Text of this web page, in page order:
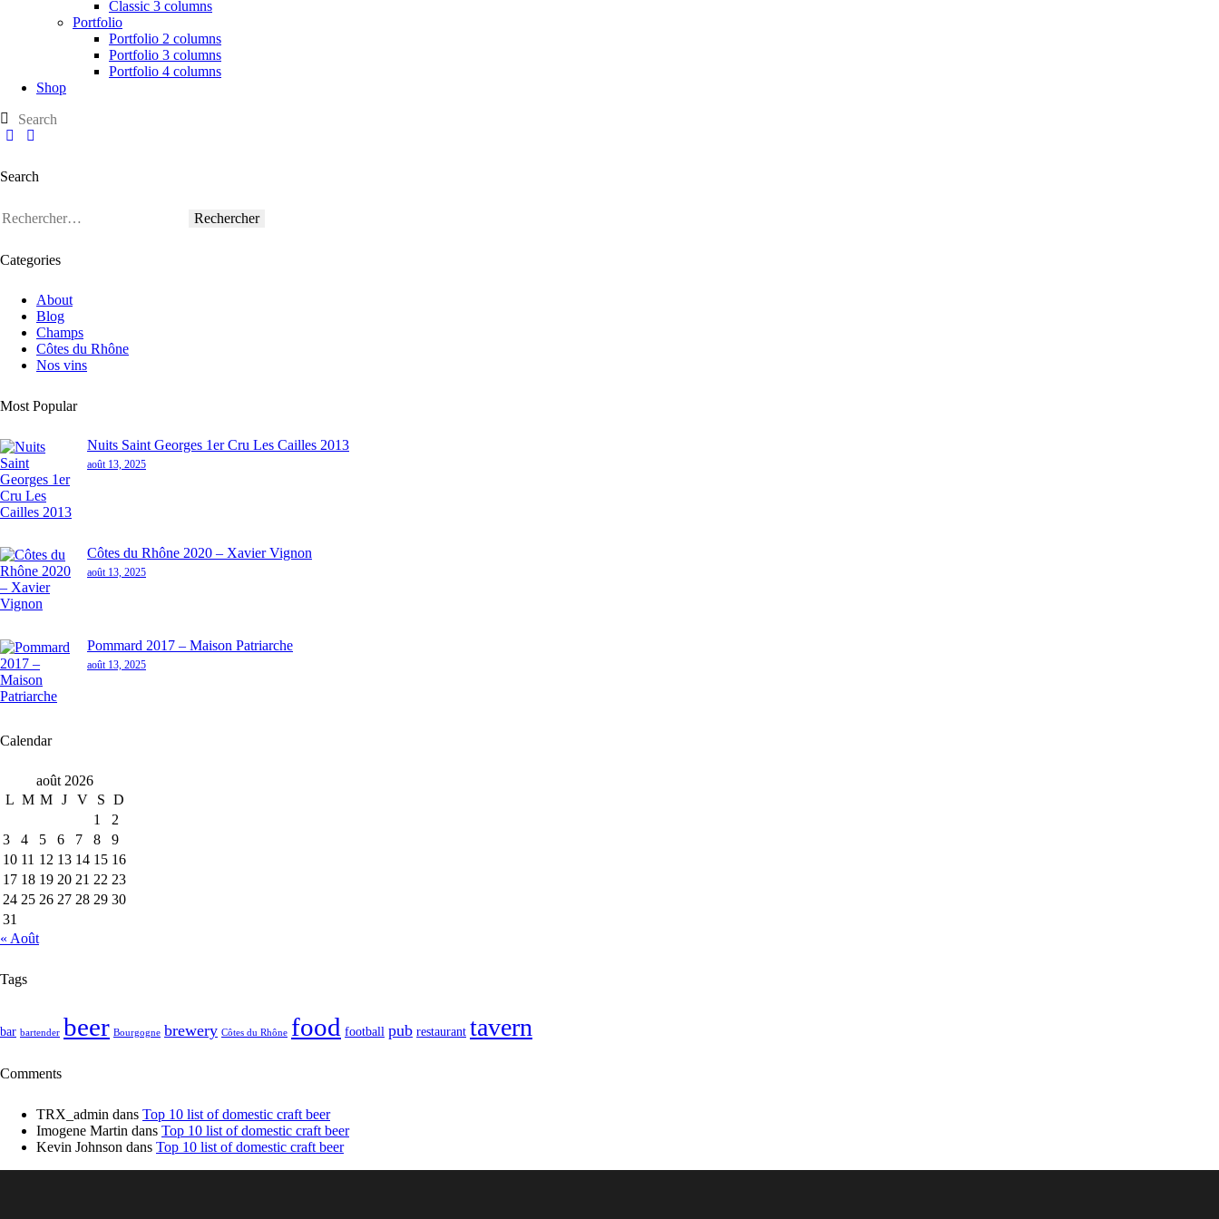
Classic 3 columns
Portfolio
Portfolio 2 columns
Portfolio 3 columns
Portfolio 4 columns
Shop
Search
Categories
About
Blog
Champs
Côtes du Rhône
Nos vins
Most Popular
Nuits Saint Georges 1er Cru Les Cailles 2013
août 13, 2025
Côtes du Rhône 2020 – Xavier Vignon
août 13, 2025
Pommard 2017 – Maison Patriarche
août 13, 2025
Calendar
août 2026
L M M J V S D
1
2
3
4 5 6 7 8
9
10 11 12 13 14 15 16
17 18 19 20 21 22 23
24 25 26 27 28 29 30
31
« Août
Tags
bar bartender beer Bourgogne brewery Côtes du Rhône food football pub restaurant tavern
Comments
TRX_admin dans Top 10 list of domestic craft beer
Imogene Martin dans Top 10 list of domestic craft beer
Kevin Johnson dans Top 10 list of domestic craft beer